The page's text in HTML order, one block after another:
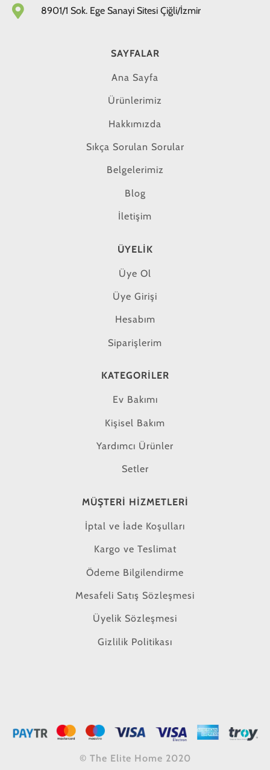
8901/1 Sok. Ege Sanayi Sitesi Çiğli/İzmir
SAYFALAR
Ana Sayfa
Ürünlerimiz
Hakkımızda
Sıkça Sorulan Sorular
Belgelerimiz
Blog
İletişim
ÜYELIK
Üye Ol
Üye Girişi
Hesabım
Siparişlerim
KATEGORILER
Ev Bakımı
Kişisel Bakım
Yardımcı Ürünler
Setler
MÜŞTERI HIZMETLERI
İptal ve İade Koşulları
Kargo ve Teslimat
Ödeme Bilgilendirme
Mesafeli Satış Sözleşmesi
Üyelik Sözleşmesi
Gizlilik Politikası
© The Elite Home 2020